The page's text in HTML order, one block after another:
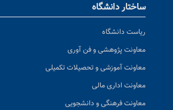
ساختار دانشگاه
ریاست دانشگاه
معاونت پژوهشی و فن آوری
معاونت آموزشی و تحصیلات تکمیلی
معاونت اداری مالی
معاونت فرهنگی و دانشجویی